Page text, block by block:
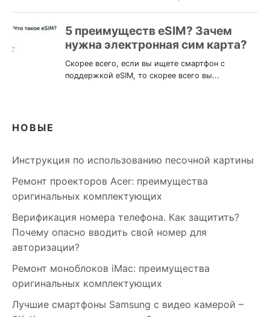
НОВЫЕ
Инструкция по использованию песочной картины
Ремонт проекторов Acer: преимущества
оригинальных комплектующих
Верификация номера телефона. Как защитить?
Почему опасно вводить свой номер для
авторизации?
Ремонт моноблоков iMac: преимущества
оригинальных комплектующих
Лучшие смартфоны Samsung c видео камерой –